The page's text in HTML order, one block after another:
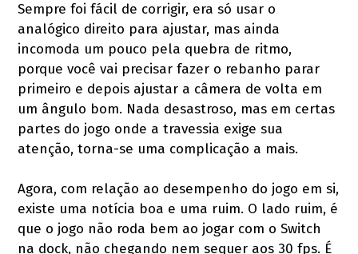
Sempre foi fácil de corrigir, era só usar o
analógico direito para ajustar, mas ainda
incomoda um pouco pela quebra de ritmo,
porque você vai precisar fazer o rebanho parar
primeiro e depois ajustar a câmera de volta em
um ângulo bom. Nada desastroso, mas em certas
partes do jogo onde a travessia exige sua
atenção, torna-se uma complicação a mais.
Agora, com relação ao desempenho do jogo em si,
existe uma notícia boa e uma ruim. O lado ruim, é
que o jogo não roda bem ao jogar com o Switch
na dock, não chegando nem sequer aos 30 fps. É